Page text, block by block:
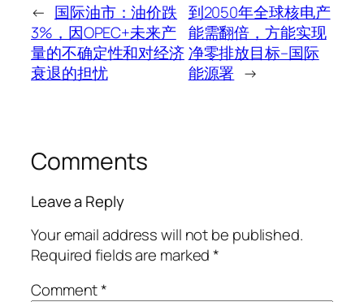
← 国际油市：油价跌
3%，因OPEC+未来产
量的不确定性和对经济
衰退的担忧
到2050年全球核电产
能需翻倍，方能实现
净零排放目标–国际
能源署 →
Comments
Leave a Reply
Your email address will not be published.
Required fields are marked*
Comment*